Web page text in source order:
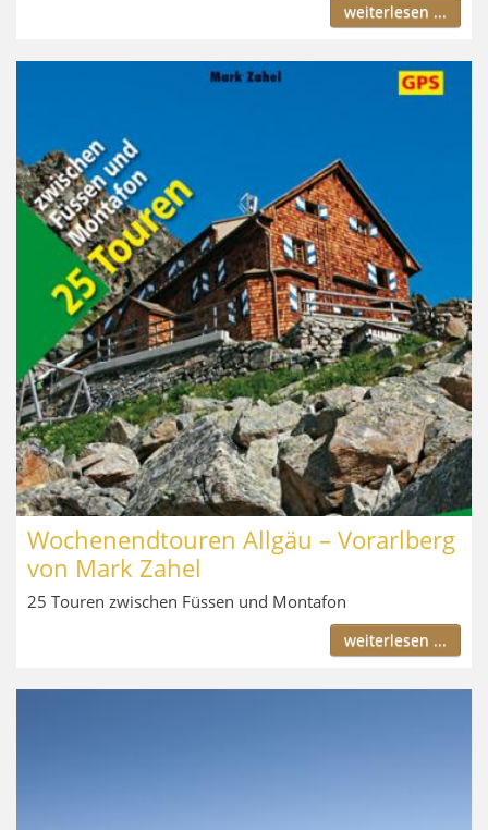
weiterlesen ...
Wochenendtouren Allgäu – Vorarlberg
von Mark Zahel
25 Touren zwischen Füssen und Montafon
weiterlesen ...